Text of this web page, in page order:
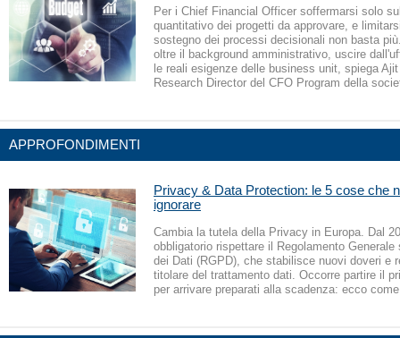
Per i Chief Financial Officer soffermarsi solo
quantitativo dei progetti da approvare, e
sostegno dei processi decisionali non basta
oltre il background amministrativo, uscire
le reali esigenze delle business unit, spiega
Research Director del CFO Program della
APPROFONDIMENTI
Privacy & Data Protection: le 5 cose che
ignorare
Cambia la tutela della Privacy in Europa. Dal
obbligatorio rispettare il Regolamento Generale
dei Dati (RGPD), che stabilisce nuovi doveri e
titolare del trattamento dati. Occorre partire il
per arrivare preparati alla scadenza: ecco come